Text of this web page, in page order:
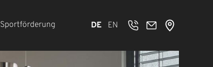
Sportförderung DE EN